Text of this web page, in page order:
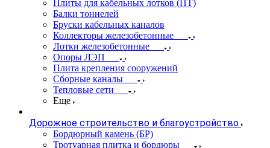
Плиты для кабельных лотков (ПТ)
Балки тоннелей
Бруски кабельных каналов
Коллекторы железобетонные
Лотки железобетонные
Опоры ЛЭП
Плита крепления сооружений
Сборные каналы
Тепловые сети
Еще
Дорожное строительство и благоустройство
Бордюрный камень (БР)
Тротуарная плитка и бордюры